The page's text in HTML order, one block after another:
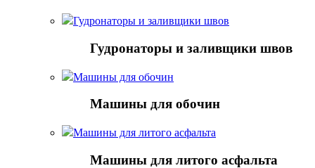
Гудронаторы и заливщики швов
Гудронаторы и заливщики швов
Машины для обочин
Машины для обочин
Машины для литого асфальта
Машины для литого асфальта